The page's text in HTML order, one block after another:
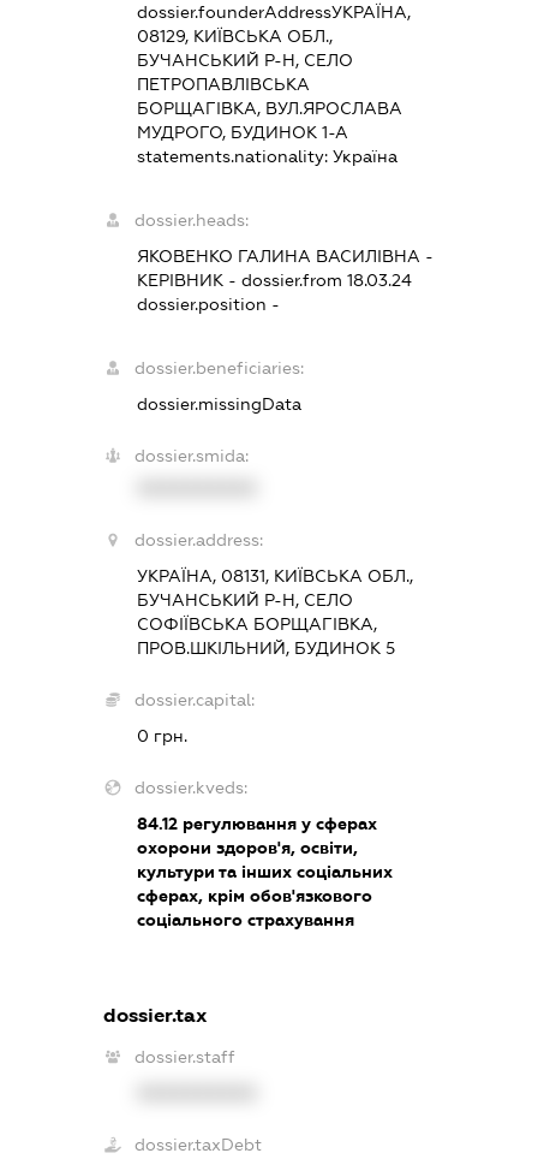
dossier.founderAddressУКРАЇНА,
08129, КИЇВСЬКА ОБЛ.,
БУЧАНСЬКИЙ Р-Н, СЕЛО
ПЕТРОПАВЛІВСЬКА
БОРЩАГІВКА, ВУЛ.ЯРОСЛАВА
МУДРОГО, БУДИНОК 1-А
statements.nationality: Україна
dossier.heads:
ЯКОВЕНКО ГАЛИНА ВАСИЛІВНА -
КЕРІВНИК- dossier.from 18.03.24
dossier.position -
dossier.beneficiaries:
dossier.missingData
dossier.smida:
dossier.address:
УКРАЇНА, 08131, КИЇВСЬКА ОБЛ.,
БУЧАНСЬКИЙ Р-Н, СЕЛО
СОФІЇВСЬКА БОРЩАГІВКА,
ПРОВ.ШКІЛЬНИЙ, БУДИНОК 5
dossier.capital:
0 грн.
dossier.kveds:
84.12регулювання у сферах
охорони здоров'я, освіти,
культури та інших соціальних
сферах, крім обов'язкового
соціального страхування
dossier.tax
dossier.staff
dossier.taxDebt